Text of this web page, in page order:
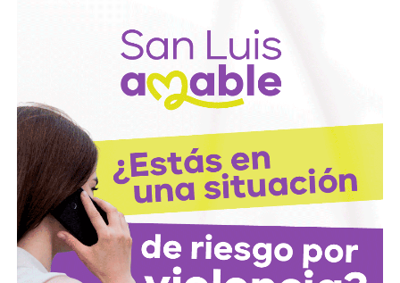
el conglomerado ICA lo controla desde el
rescate financiero de 2016-2018 el financiero
regiomontano David Martínez Guzmán, vía vehículos
de Luxemburgo ligados a su fondoFintech Advisory
sociedad con
Alfonso de Angoitia,
los dos copresidentes de Grupo Televisa.
La estructura accionaria de ICA Tenedora se ha modificado
con el tiempo: tras la venta a la francesa Vinci, en
diciembre de 2022, de la participación conjunta en Grupo
Aeroportuario Centro Norte (OMA), quedó en 30% para
Martínez y 23.95% para cada uno de los dos